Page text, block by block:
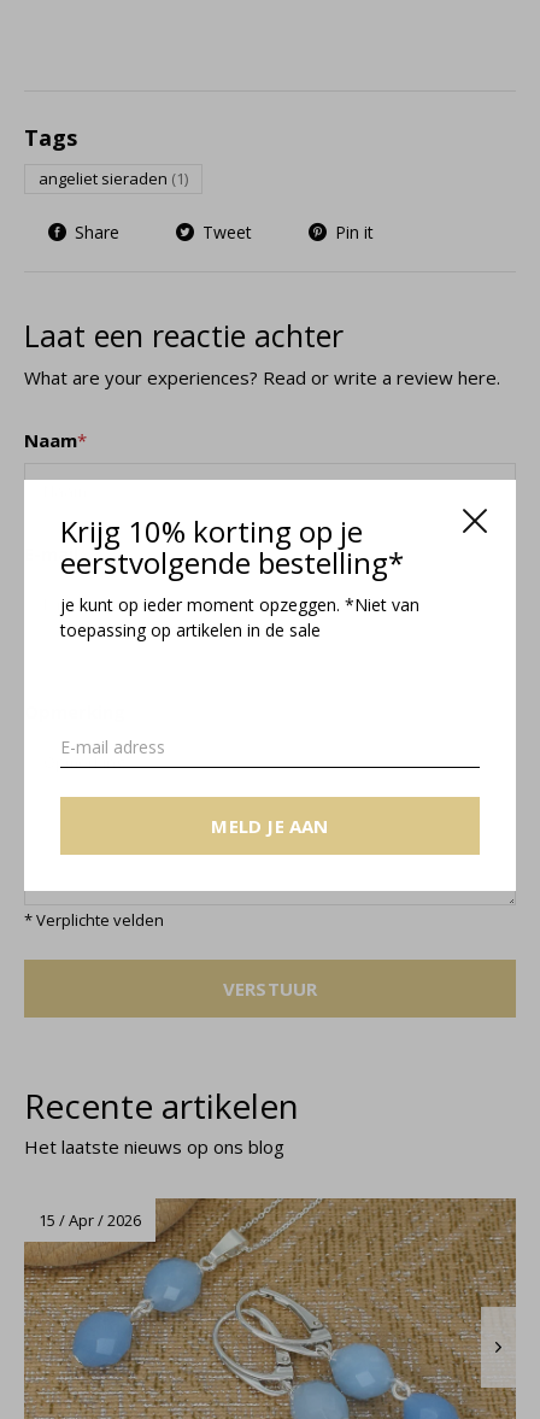
Krijg 10% korting op je
eerstvolgende bestelling*
je kunt op ieder moment opzeggen. *Niet van
toepassing op artikelen in de sale
MELD JE AAN
Tags
angeliet sieraden (1)
Share Tweet Pin it
Laat een reactie achter
What are your experiences? Read or write a review here.
Naam*
E-mail *
* Verplichte velden
VERSTUUR
Recente artikelen
Het laatste nieuws op ons blog
15 / Apr / 2026